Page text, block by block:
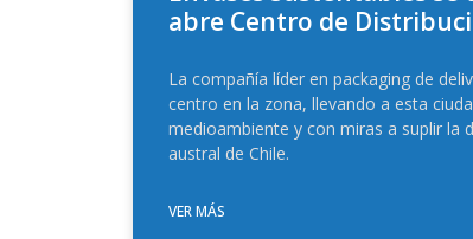
abre Centro de
La compañía líder en packaging de
centro en la zona, llevando a esta
medioambiente y con miras a suplir la
austral de Chile.
VER MÁS